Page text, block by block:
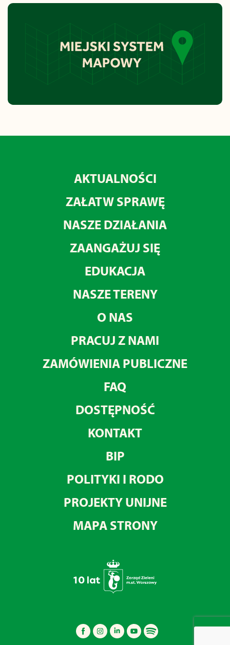
AKTUALNOŚCI
ZAŁATW SPRAWĘ
NASZE DZIAŁANIA
ZAANGAŻUJ SIĘ
EDUKACJA
NASZE TERENY
O NAS
PRACUJ Z NAMI
ZAMÓWIENIA PUBLICZNE
FAQ
DOSTĘPNOŚĆ
KONTAKT
BIP
POLITYKI I RODO
PROJEKTY UNIJNE
MAPA STRONY